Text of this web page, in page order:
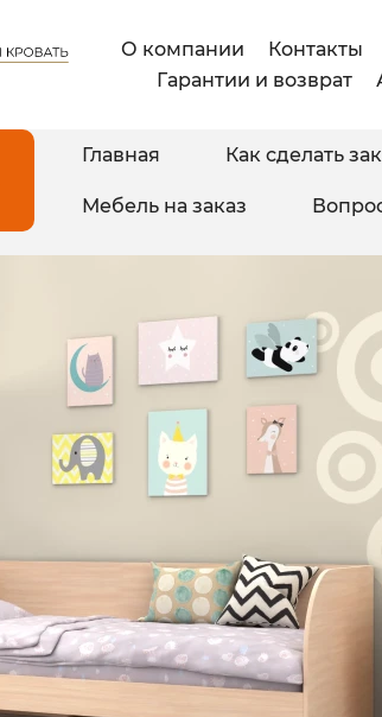
О компании Контакты
Гарантии и возврат
Главная Как сделать
Мебель на заказ